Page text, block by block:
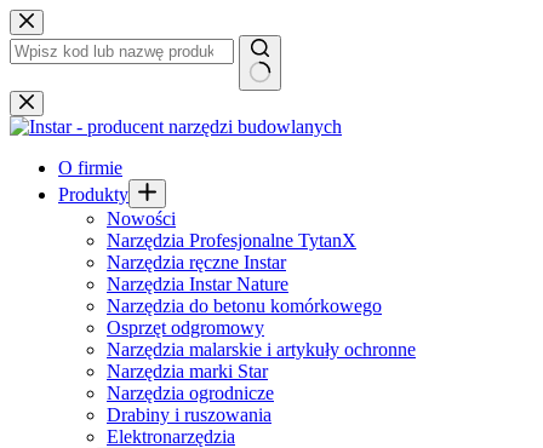
Przejdź
do
treści
Brak
wyników
O firmie
Produkty
Nowości
Narzędzia Profesjonalne TytanX
Narzędzia ręczne Instar
Narzędzia Instar Nature
Narzędzia do betonu komórkowego
Osprzęt odgromowy
Narzędzia malarskie i artykuły ochronne
Narzędzia marki Star
Narzędzia ogrodnicze
Drabiny i ruszowania
Elektronarzędzia